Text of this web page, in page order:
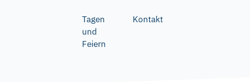
Tagen
und
Feiern
Kontakt